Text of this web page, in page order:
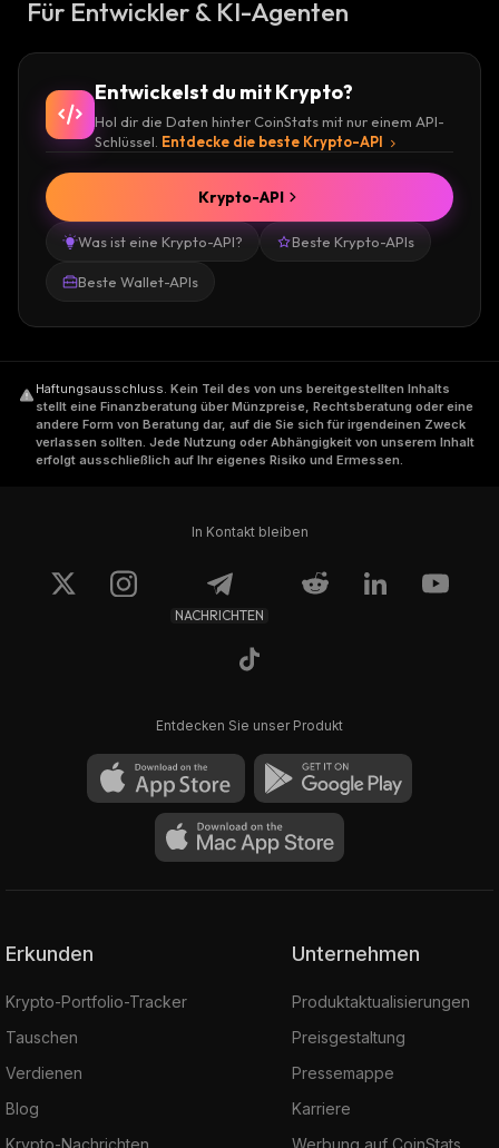
Für Entwickler & KI-Agenten
Entwickelst du mit Krypto?
Hol dir die Daten hinter CoinStats mit nur einem API-
Schlüssel. Entdecke die beste Krypto-API
Was ist eine Krypto-API? Beste Krypto-APIs
Beste Wallet-APIs
Krypto-API
Haftungsausschluss. Kein Teil des von uns bereitgestellten Inhalts
stellt eine Finanzberatung über Münzpreise, Rechtsberatung oder eine
andere Form von Beratung dar, auf die Sie sich für irgendeinen Zweck
verlassen sollten. Jede Nutzung oder Abhängigkeit von unserem Inhalt
erfolgt ausschließlich auf Ihr eigenes Risiko und Ermessen.
In Kontakt bleiben
NACHRICHTEN
Entdecken Sie unser Produkt
Erkunden
Krypto-Portfolio-Tracker
Tauschen
Verdienen
Blog
Krypto-Nachrichten
Unternehmen
Produktaktualisierungen
Preisgestaltung
Pressemappe
Karriere
Werbung auf CoinStats